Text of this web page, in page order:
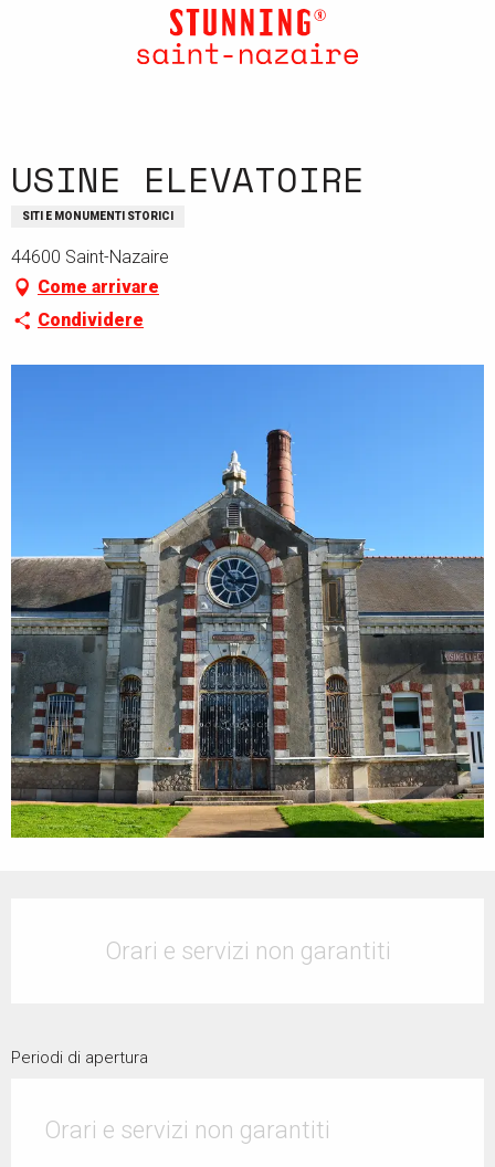
USINE ELEVATOIRE
SITI E MONUMENTI STORICI
44600 Saint-Nazaire
Come arrivare
Condividere
Orari e servizi non garantiti
Periodi di apertura
Orari e servizi non garantiti